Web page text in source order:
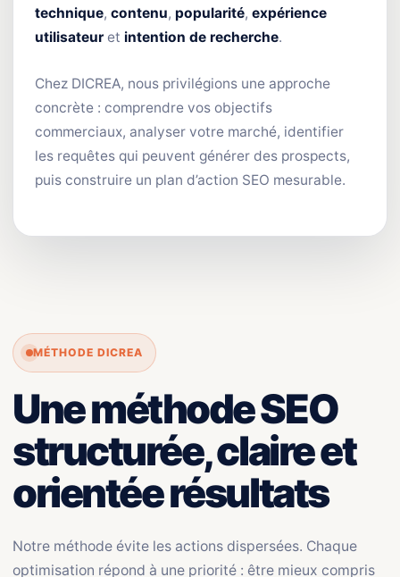
technique, contenu, popularité, expérience
utilisateur et intention de recherche.
Chez DICREA, nous privilégions une approche
concrète : comprendre vos objectifs
commerciaux, analyser votre marché, identifier
les requêtes qui peuvent générer des prospects,
puis construire un plan d’action SEO mesurable.
MÉTHODE DICREA
Une méthode SEO
structurée, claire et
orientée résultats
Notre méthode évite les actions dispersées. Chaque
optimisation répond à une priorité : être mieux compris